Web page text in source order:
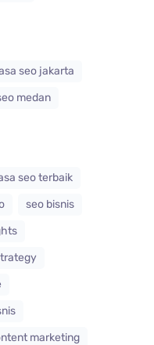
seo jakarta
medan
seo terbaik
seo bisnis
marketing